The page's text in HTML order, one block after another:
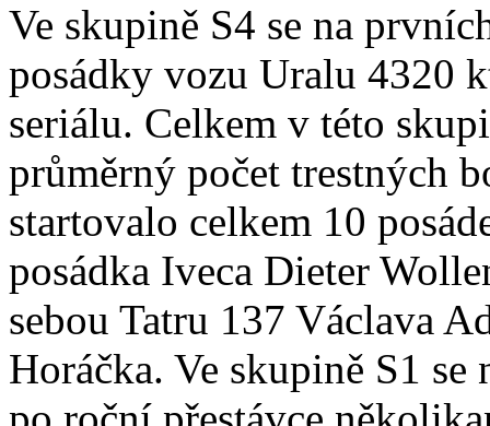
Ve skupině S4 se na
posádky vozu Uralu 4320
seriálu. Celkem v této
průměrný počet trestných
startovalo celkem 10
posádka Iveca Dieter
sebou Tatru 137 Václava
Horáčka. Ve skupině S1